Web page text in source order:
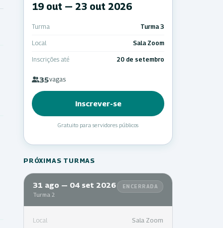
19 out — 23 out 2026
Turma Turma 3
Local Sala Zoom
Inscrições até 20 de setembro
35vagas
Inscrever-se
Gratuito para servidores públicos
PRÓXIMAS TURMAS
31 ago — 04 set 2026
Turma 2
ENCERRADA
Local Sala Zoom